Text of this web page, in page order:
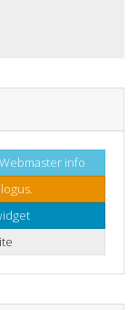
info